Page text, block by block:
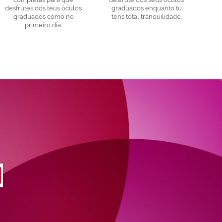
desfrutes dos teus óculos
graduados como no
primeiro dia.
graduados enquanto tu
tens total tranquilidade.